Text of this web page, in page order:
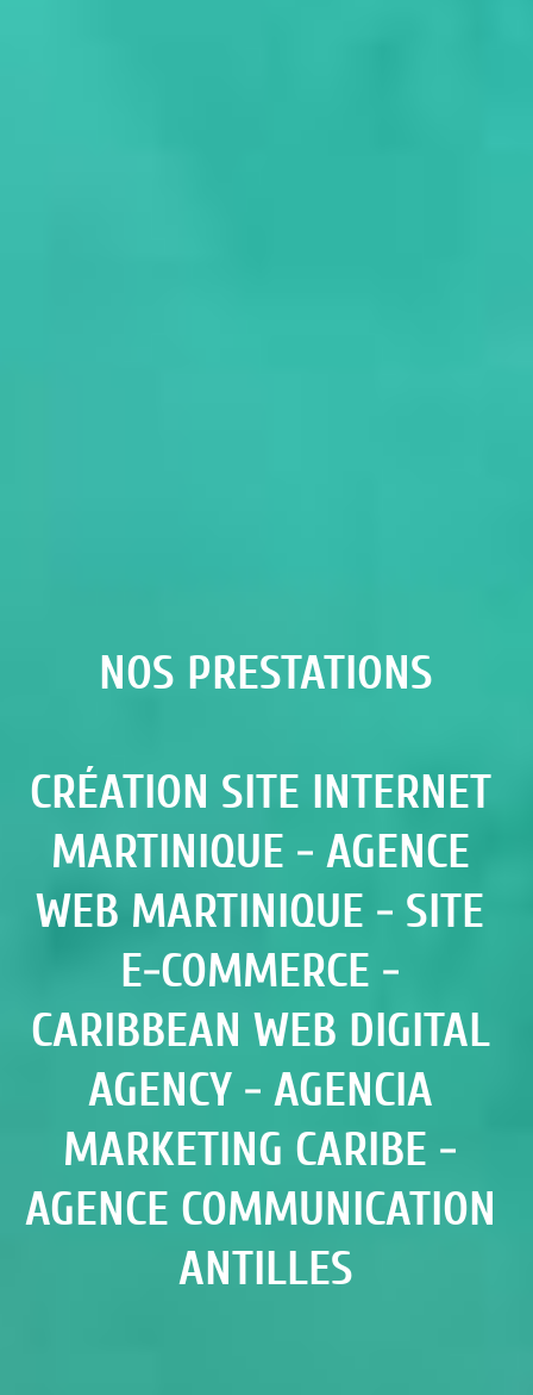
NOS PRESTATIONS
CRÉATION SITE INTERNET
MARTINIQUE - AGENCE
WEB MARTINIQUE - SITE
E-COMMERCE -
CARIBBEAN WEB DIGITAL
AGENCY - AGENCIA
MARKETING CARIBE -
AGENCE COMMUNICATION
ANTILLES